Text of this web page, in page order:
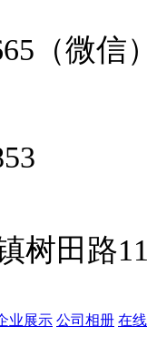
（微信
树田路
业展示 公司相册 在